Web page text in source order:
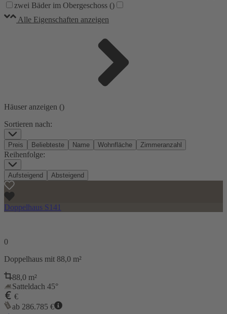
zwei Bäder im Obergeschoss ()
Alle Eigenschaften anzeigen
Häuser anzeigen ()
Sortieren nach:
Preis Beliebteste Name Wohnfläche Zimmeranzahl
Reihenfolge:
Aufsteigend Absteigend
Doppelhaus S141
0
Doppelhaus mit 88,0 m²
88,0 m²
Satteldach 45°
€
ab 286.785 €